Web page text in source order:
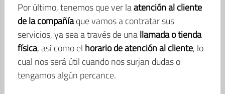
Por último, tenemos que ver laatención al cliente
de la compañíaque vamos a contratar sus
servicios, ya sea a través de unallamada o tienda
física, así como el horario de atención al cliente, lo
cual nos será útil cuando nos surjan dudas o
tengamos algún percance.